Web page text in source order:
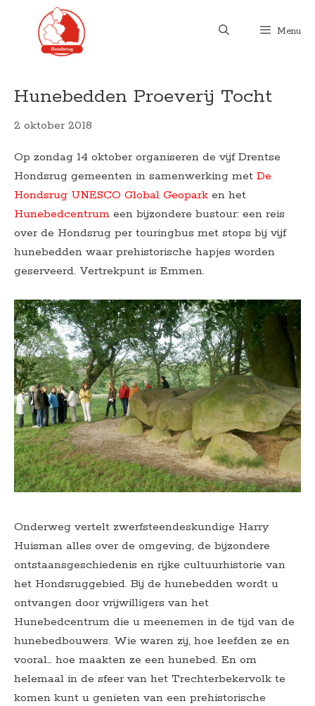
Menu
Hunebedden Proeverij Tocht
2 oktober 2018
Op zondag 14 oktober organiseren de vijf Drentse
Hondsrug gemeenten in samenwerking met De
Hondsrug UNESCO Global Geopark en het
Hunebedcentrum een bijzondere bustour: een reis
over de Hondsrug per touringbus met stops bij vijf
hunebedden waar prehistorische hapjes worden
geserveerd. Vertrekpunt is Emmen.
Onderweg vertelt zwerfsteendeskundige Harry
Huisman alles over de omgeving, de bijzondere
ontstaansgeschiedenis en rijke cultuurhistorie van
het Hondsruggebied. Bij de hunebedden wordt u
ontvangen door vrijwilligers van het
Hunebedcentrum die u meenemen in de tijd van de
hunebedbouwers. Wie waren zij, hoe leefden ze en
vooral… hoe maakten ze een hunebed. En om
helemaal in de sfeer van het Trechterbekervolk te
komen kunt u genieten van een prehistorische